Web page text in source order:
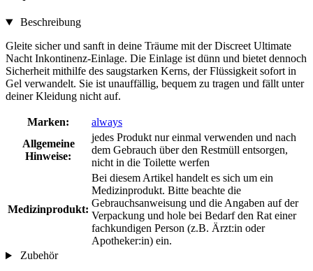
Beschreibung
Gleite sicher und sanft in deine Träume mit der Discreet Ultimate
Nacht Inkontinenz-Einlage. Die Einlage ist dünn und bietet dennoch
Sicherheit mithilfe des saugstarken Kerns, der Flüssigkeit sofort in
Gel verwandelt. Sie ist unauffällig, bequem zu tragen und fällt unter
deiner Kleidung nicht auf.
Marken:
always
Allgemeine
Hinweise:
jedes Produkt nur einmal verwenden und nach
dem Gebrauch über den Restmüll entsorgen,
nicht in die Toilette werfen
Medizinprodukt:
Bei diesem Artikel handelt es sich um ein
Medizinprodukt. Bitte beachte die
Gebrauchsanweisung und die Angaben auf der
Verpackung und hole bei Bedarf den Rat einer
fachkundigen Person (z.B. Ärzt:in oder
Apotheker:in) ein.
Zubehör